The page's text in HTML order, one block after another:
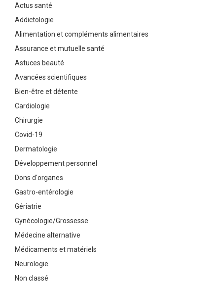
Actus santé
Addictologie
Alimentation et compléments alimentaires
Assurance et mutuelle santé
Astuces beauté
Avancées scientifiques
Bien-être et détente
Cardiologie
Chirurgie
Covid-19
Dermatologie
Développement personnel
Dons d'organes
Gastro-entérologie
Gériatrie
Gynécologie/Grossesse
Médecine alternative
Médicaments et matériels
Neurologie
Non classé